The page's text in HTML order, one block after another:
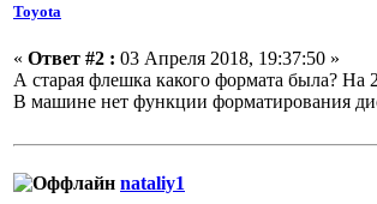
Toyota
« Ответ #2 : 03 Апреля 2018, 19:37:50 »
А старая флешка какого формата была? На
В машине нет функции форматирования
nataliy1